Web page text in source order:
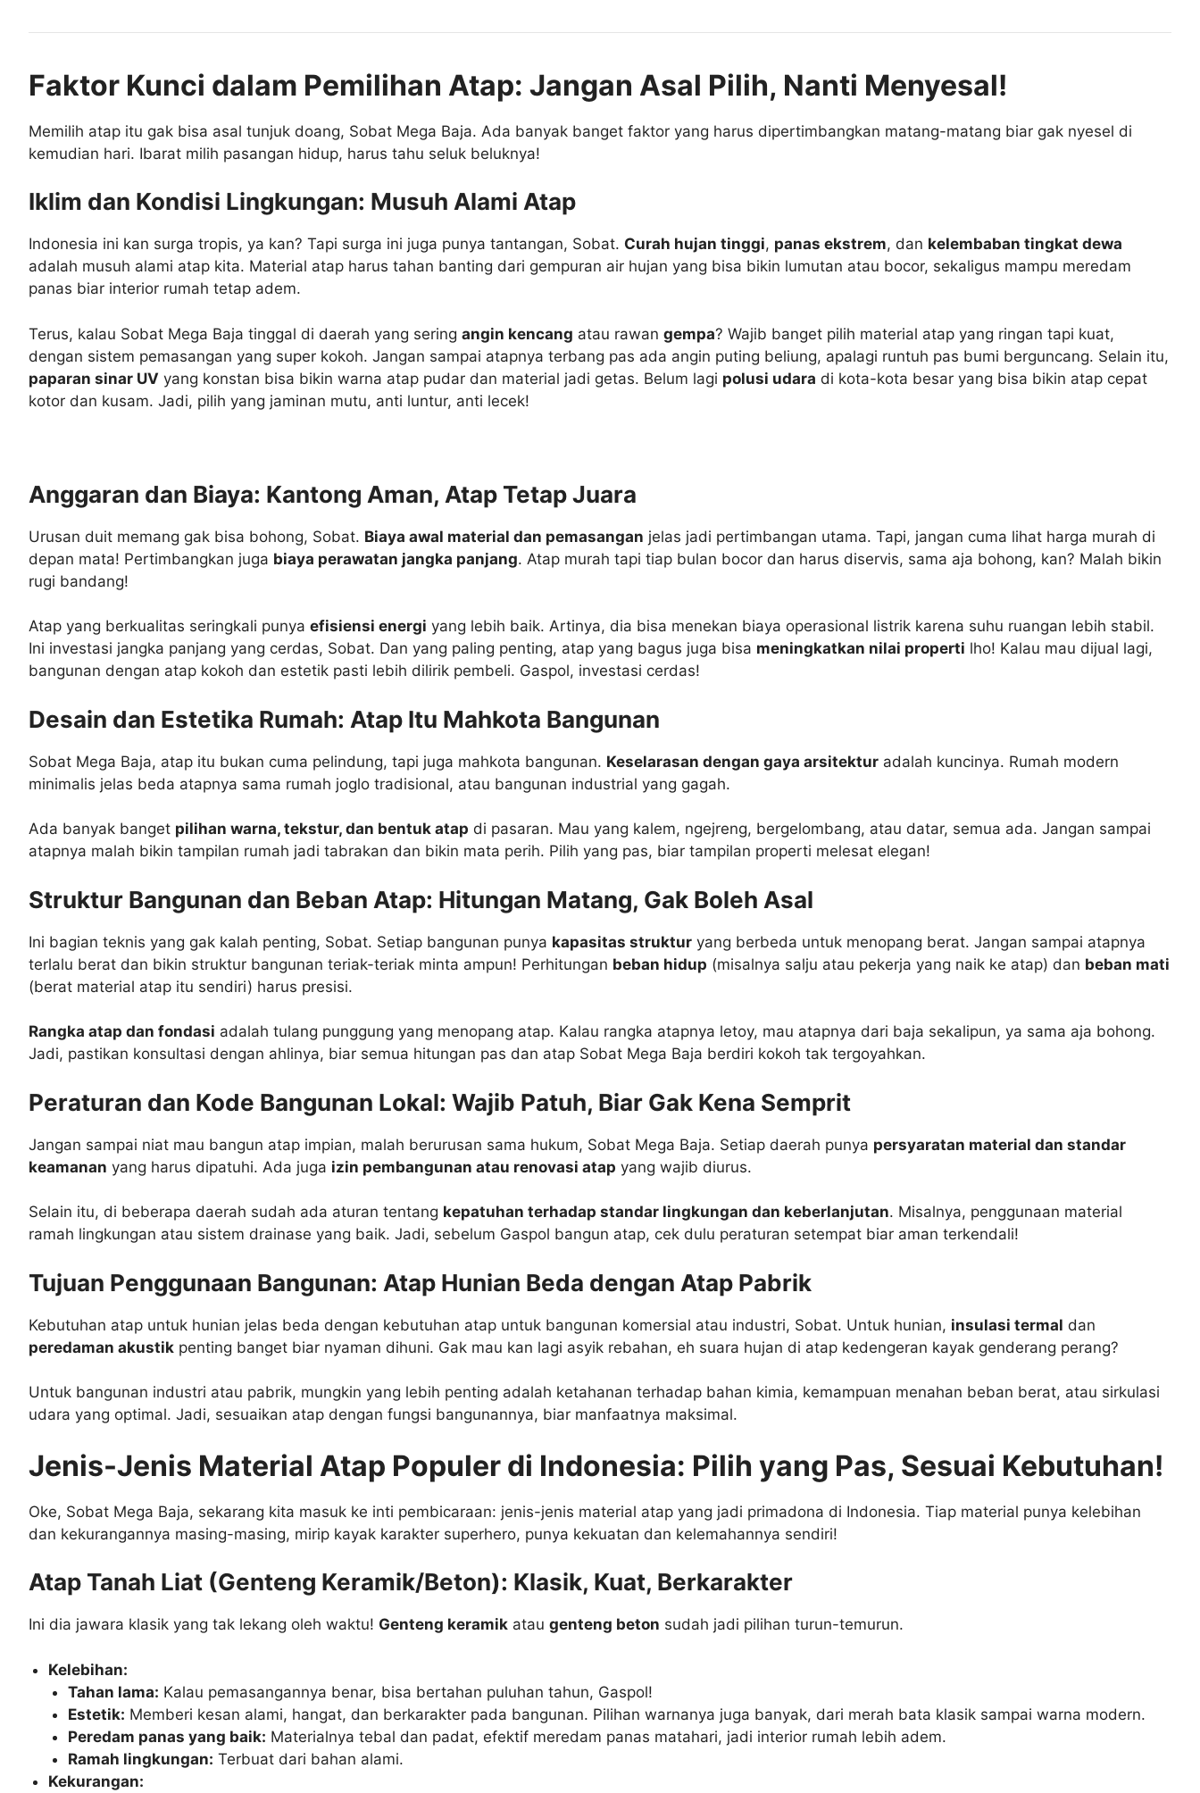
Faktor Kunci dalam Pemilihan Atap: Jangan Asal Pilih, Nanti Menyesal!
Memilih atap itu gak bisa asal tunjuk doang, Sobat Mega Baja. Ada banyak banget faktor yang harus dipertimbangkan matang-matang biar gak nyesel di
kemudian hari. Ibarat milih pasangan hidup, harus tahu seluk beluknya!
Iklim dan Kondisi Lingkungan: Musuh Alami Atap
Indonesia ini kan surga tropis, ya kan? Tapi surga ini juga punya tantangan, Sobat. Curah hujan tinggi, panas ekstrem, dan kelembaban tingkat dewa
adalah musuh alami atap kita. Material atap harus tahan banting dari gempuran air hujan yang bisa bikin lumutan atau bocor, sekaligus mampu meredam
panas biar interior rumah tetap adem.
Terus, kalau Sobat Mega Baja tinggal di daerah yang sering angin kencang atau rawan gempa? Wajib banget pilih material atap yang ringan tapi kuat,
dengan sistem pemasangan yang super kokoh. Jangan sampai atapnya terbang pas ada angin puting beliung, apalagi runtuh pas bumi berguncang. Selain itu,
paparan sinar UV yang konstan bisa bikin warna atap pudar dan material jadi getas. Belum lagi polusi udara di kota-kota besar yang bisa bikin atap cepat
kotor dan kusam. Jadi, pilih yang jaminan mutu, anti luntur, anti lecek!
Anggaran dan Biaya: Kantong Aman, Atap Tetap Juara
Urusan duit memang gak bisa bohong, Sobat. Biaya awal material dan pemasangan jelas jadi pertimbangan utama. Tapi, jangan cuma lihat harga murah di
depan mata! Pertimbangkan juga biaya perawatan jangka panjang. Atap murah tapi tiap bulan bocor dan harus diservis, sama aja bohong, kan? Malah bikin
rugi bandang!
Atap yang berkualitas seringkali punya efisiensi energi yang lebih baik. Artinya, dia bisa menekan biaya operasional listrik karena suhu ruangan lebih stabil.
Ini investasi jangka panjang yang cerdas, Sobat. Dan yang paling penting, atap yang bagus juga bisa meningkatkan nilai properti lho! Kalau mau dijual lagi,
bangunan dengan atap kokoh dan estetik pasti lebih dilirik pembeli. Gaspol, investasi cerdas!
Desain dan Estetika Rumah: Atap Itu Mahkota Bangunan
Sobat Mega Baja, atap itu bukan cuma pelindung, tapi juga mahkota bangunan. Keselarasan dengan gaya arsitektur adalah kuncinya. Rumah modern
minimalis jelas beda atapnya sama rumah joglo tradisional, atau bangunan industrial yang gagah.
Ada banyak banget pilihan warna, tekstur, dan bentuk atap di pasaran. Mau yang kalem, ngejreng, bergelombang, atau datar, semua ada. Jangan sampai
atapnya malah bikin tampilan rumah jadi tabrakan dan bikin mata perih. Pilih yang pas, biar tampilan properti melesat elegan!
Struktur Bangunan dan Beban Atap: Hitungan Matang, Gak Boleh Asal
Ini bagian teknis yang gak kalah penting, Sobat. Setiap bangunan punya kapasitas struktur yang berbeda untuk menopang berat. Jangan sampai atapnya
terlalu berat dan bikin struktur bangunan teriak-teriak minta ampun! Perhitungan beban hidup (misalnya salju atau pekerja yang naik ke atap) dan beban mati
(berat material atap itu sendiri) harus presisi.
Rangka atap dan fondasi adalah tulang punggung yang menopang atap. Kalau rangka atapnya letoy, mau atapnya dari baja sekalipun, ya sama aja bohong.
Jadi, pastikan konsultasi dengan ahlinya, biar semua hitungan pas dan atap Sobat Mega Baja berdiri kokoh tak tergoyahkan.
Peraturan dan Kode Bangunan Lokal: Wajib Patuh, Biar Gak Kena Semprit
Jangan sampai niat mau bangun atap impian, malah berurusan sama hukum, Sobat Mega Baja. Setiap daerah punya persyaratan material dan standar
keamanan yang harus dipatuhi. Ada juga izin pembangunan atau renovasi atap yang wajib diurus.
Selain itu, di beberapa daerah sudah ada aturan tentang kepatuhan terhadap standar lingkungan dan keberlanjutan. Misalnya, penggunaan material
ramah lingkungan atau sistem drainase yang baik. Jadi, sebelum Gaspol bangun atap, cek dulu peraturan setempat biar aman terkendali!
Tujuan Penggunaan Bangunan: Atap Hunian Beda dengan Atap Pabrik
Kebutuhan atap untuk hunian jelas beda dengan kebutuhan atap untuk bangunan komersial atau industri, Sobat. Untuk hunian, insulasi termal dan
peredaman akustik penting banget biar nyaman dihuni. Gak mau kan lagi asyik rebahan, eh suara hujan di atap kedengeran kayak genderang perang?
Untuk bangunan industri atau pabrik, mungkin yang lebih penting adalah ketahanan terhadap bahan kimia, kemampuan menahan beban berat, atau sirkulasi
udara yang optimal. Jadi, sesuaikan atap dengan fungsi bangunannya, biar manfaatnya maksimal.
Jenis-Jenis Material Atap Populer di Indonesia: Pilih yang Pas, Sesuai Kebutuhan!
Oke, Sobat Mega Baja, sekarang kita masuk ke inti pembicaraan: jenis-jenis material atap yang jadi primadona di Indonesia. Tiap material punya kelebihan
dan kekurangannya masing-masing, mirip kayak karakter superhero, punya kekuatan dan kelemahannya sendiri!
Atap Tanah Liat (Genteng Keramik/Beton): Klasik, Kuat, Berkarakter
Ini dia jawara klasik yang tak lekang oleh waktu! Genteng keramik atau genteng beton sudah jadi pilihan turun-temurun.
Kelebihan:
Tahan lama: Kalau pemasangannya benar, bisa bertahan puluhan tahun, Gaspol!
Estetik: Memberi kesan alami, hangat, dan berkarakter pada bangunan. Pilihan warnanya juga banyak, dari merah bata klasik sampai warna modern.
Peredam panas yang baik: Materialnya tebal dan padat, efektif meredam panas matahari, jadi interior rumah lebih adem.
Ramah lingkungan: Terbuat dari bahan alami.
Kekurangan: